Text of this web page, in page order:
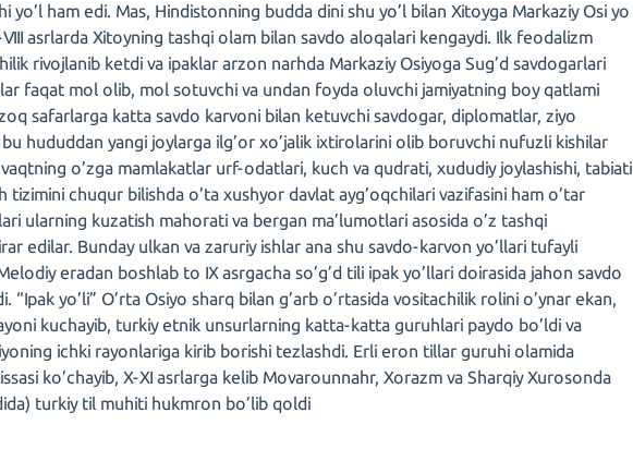
yo’l ham edi. Mas, Hindistonning budda dini shu yo’l bilan Xitoyga Markaziy Osi yo
asrlarda Xitoyning tashqi olam bilan savdo aloqalari kengaydi. Ilk feodalizm
rivojlanib ketdi va ipaklar arzon narhda Markaziy Osiyoga Sug’d savdogarlari
faqat mol olib, mol sotuvchi va undan foyda oluvchi jamiyatning boy qatlami
safarlarga katta savdo karvoni bilan ketuvchi savdogar, diplomatlar, ziyo
hududdan yangi joylarga ilg’or xo’jalik ixtirolarini olib boruvchi nufuzli kishilar
o’zga mamlakatlar urf-odatlari, kuch va qudrati, xududiy joylashishi, tabiati
tizimini chuqur bilishda o’ta xushyor davlat ayg’oqchilari vazifasini ham o’tar
ularning kuzatish mahorati va bergan ma’lumotlari asosida o’z tashqi
edilar. Bunday ulkan va zaruriy ishlar ana shu savdo-karvon yo’llari tufayli
eradan boshlab to IX asrgacha so’g’d tili ipak yo’llari doirasida jahon savdo
“Ipak yo’li” O’rta Osiyo sharq bilan g’arb o’rtasida vositachilik rolini o’ynar ekan,
kuchayib, turkiy etnik unsurlarning katta-katta guruhlari paydo bo’ldi va
ichki rayonlariga kirib borishi tezlashdi. Erli eron tillar guruhi olamida
ko’chayib, X-XI asrlarga kelib Movarounnahr, Xorazm va Sharqiy Xurosonda
turkiy til muhiti hukmron bo’lib qoldi